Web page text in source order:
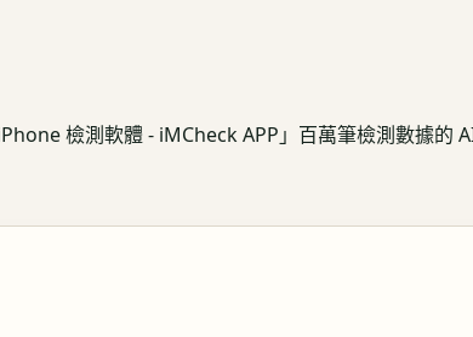
檢測軟體 - iMCheck APP」百萬筆檢測數據的